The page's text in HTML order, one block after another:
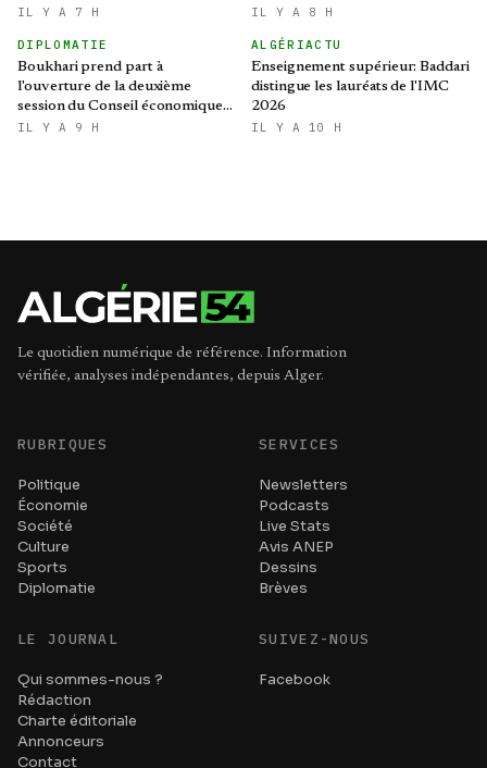
sécurité des Nations Unies
IL Y A 7 H
IL Y A 8 H
DIPLOMATIE
Boukhari prend part à
l'ouverture de la deuxième
session du Conseil économique,
social, culturel et
IL Y A 9 H
ALGÉRIACTU
Enseignement supérieur: Baddari
distingue les lauréats de l'IMC
2026
IL Y A 10 H
Le quotidien numérique de référence. Information
vérifiée, analyses indépendantes, depuis Alger.
RUBRIQUES
Politique
Économie
Société
Culture
Sports
Diplomatie
SERVICES
Newsletters
Podcasts
Live Stats
Avis ANEP
Dessins
Brèves
LE JOURNAL
Qui sommes-nous ?
Rédaction
Charte éditoriale
Annonceurs
Contact
SUIVEZ-NOUS
Facebook